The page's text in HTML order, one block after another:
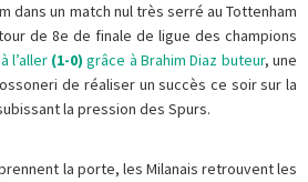
dans un match nul très serré au Tottenham
de 8e de finale de ligue des champions
l’aller (1-0)grâce à Brahim Diaz buteur, une
de réaliser un succès ce soir sur la
la pression des Spurs.
la porte, les Milanais retrouvent les